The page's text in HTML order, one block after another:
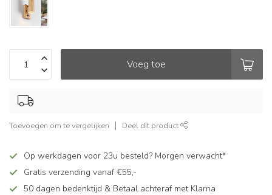
Voeg toe
Toevoegen om te vergelijken Deel dit product
Op werkdagen voor 23u besteld? Morgen verwacht*
Gratis verzending vanaf €55,-
50 dagen bedenktijd & Betaal achteraf met Klarna